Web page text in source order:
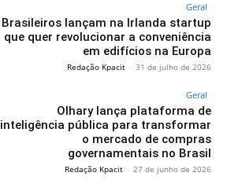
Geral
Brasileiros lançam na Irlanda startup
que quer revolucionar a conveniência
em edifícios na Europa
Redação Kpacit - 31 de julho de 2026
Geral
Olhary lança plataforma de
inteligência pública para transformar
o mercado de compras
governamentais no Brasil
Redação Kpacit - 27 de junho de 2026